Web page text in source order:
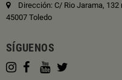
Dirección: C/ Rio Jarama, 132
45007 Toledo
SÍGUENOS